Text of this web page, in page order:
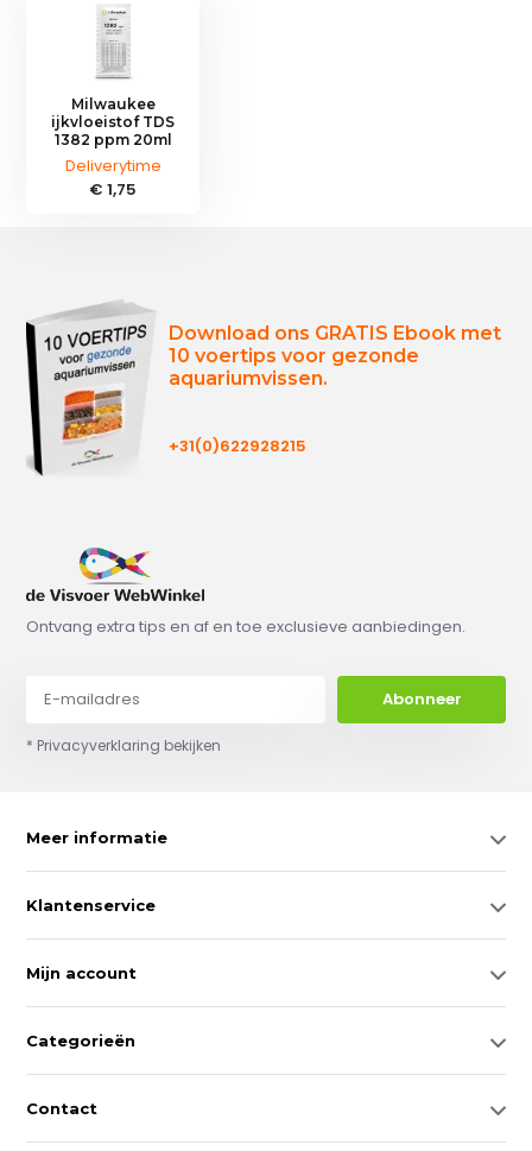
Milwaukee
ijkvloeistof TDS
1382 ppm 20ml
Deliverytime
€ 1,75
Download ons GRATIS Ebook met
10 voertips voor gezonde
aquariumvissen.
+31(0)622928215
Ontvang extra tips en af en toe exclusieve aanbiedingen.
Abonneer
* Privacyverklaring bekijken
Meer informatie
Klantenservice
Mijn account
Categorieën
Contact